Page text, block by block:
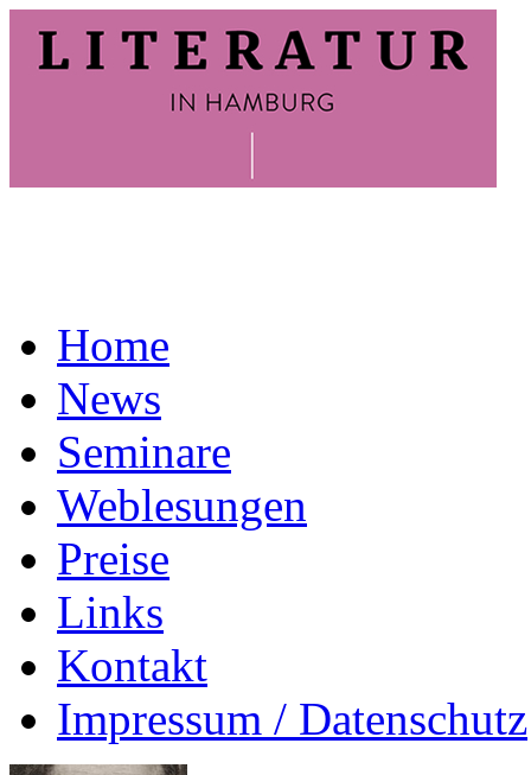
Home
News
Seminare
Weblesungen
Preise
Links
Kontakt
Impressum / Datenschutz